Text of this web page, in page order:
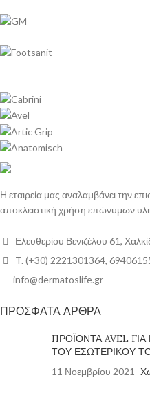
Η εταιρεία μας αναλαμβάνει την
αποκλειστική χρήση επώνυμων
Ελευθερίου Βενιζέλου 61,
T. (+30) 2221301364,
info@dermatoslife.gr
ΠΡΟΣΦΑΤΑ ΑΡΘΡΑ
ΠΡΟΪΟΝΤΑ AVEL
ΤΟΥ ΕΣΩΤΕΡΙΚΟΥ
11 Νοεμβρίου 2021